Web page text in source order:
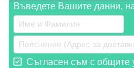
Въведете Вашите данни,
Съгласен съм с общите